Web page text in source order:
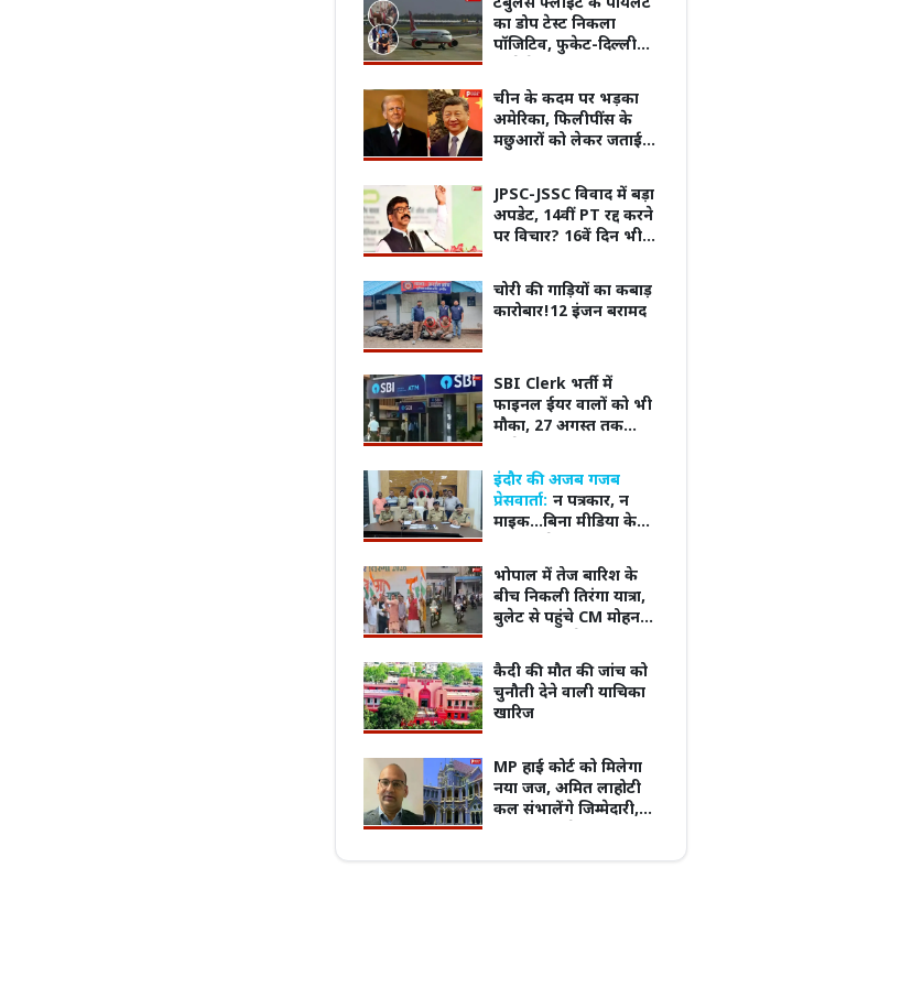
पुरानी Gmail ID बदलने का मौका!
Google के नए अपडेट में बिना नया
अकाउंट बनाए Username बदल सकेंगे
उज्जैन में हैंडलूम सेंटर शुरू, महिलाओं को
प्रशिक्षण के साथ आत्मनिर्भर बनने और
15-20 हजार रुपये कमाने का अवसर!
‘गलत मूलांक' और 'सिग्नेचर' ने बढ़ाई दूरियां,
अंधविश्वास के फेर में टूटने की कगार पर रिश्ते
उतना ही आसान होगा’
का डोप टेस्ट निकला
पॉजिटिव, फुकेट-दिल्ली
नीचे गिरा था विमान
चीन के कदम पर भड़का
अमेरिका, फिलीपींस के
मछुआरों को लेकर जताई
JPSC-JSSC विवाद में बड़ा
अपडेट, 14वीं PT रद्द करने
पर विचार? 16वें दिन भी
चोरी की गाड़ियों का कबाड़
कारोबार!12 इंजन बरामद
SBI Clerk भर्ती में
फाइनल ईयर वालों को भी
मौका, 27 अगस्त तक
इंदौर की अजब गजब
प्रेसवार्ता: न पत्रकार, न
माइक...बिना मीडिया के
conference
भोपाल में तेज बारिश के
बीच निकली तिरंगा यात्रा,
बुलेट से पहुंचे CM मोहन
उत्साह
कैदी की मौत की जांच को
चुनौती देने वाली याचिका
खारिज
MP हाई कोर्ट को मिलेगा
नया जज, अमित लाहोटी
कल संभालेंगे जिम्मेदारी,